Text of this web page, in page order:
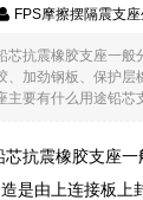
FPS摩擦摆隔震支
抗震橡胶支座一
加劲钢板、保护
主要有什么用途铅芯
抗震橡胶支座
是由上连接板